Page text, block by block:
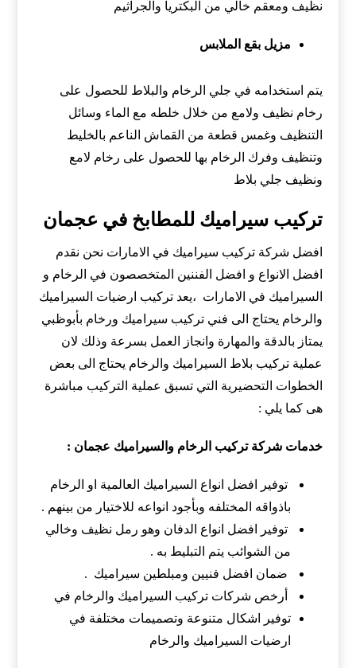
نظيف ومعقم خالي من البكتريا والجراثيم
مزيل بقع الملابس
يتم استخدامه في جلي الرخام والبلاط للحصول على
رخام نظيف ولامع من خلال خلطه مع الماء وسائل
التنظيف وغمس قطعة من القماش الناعم بالخليط
وتنظيف وفرك الرخام بها للحصول على رخام لامع
ونظيف جلي بلاط
تركيب سيراميك للمطابخ في عجمان
افضل شركة تركيب سيراميك في الامارات نحن نقدم
افضل الانواع و افضل الفننين المتخصصون في الرخام و
السيراميك في الامارات ،يعد تركيب ارضيات السيراميك
والرخام يحتاج الى فني تركيب سيراميك ورخام بأبوظبي
يمتاز بالدقة والمهارة وانجاز العمل بسرعة وذلك لان
عملية تركيب بلاط السيراميك والرخام يحتاج الى بعض
الخطوات التحضيرية التي تسبق عملية التركيب مباشرة
هى كما يلي :
خدمات شركة تركيب الرخام والسيراميك عجمان :
توفير افضل انواع السيراميك العالمية او الرخام
باذواقه المختلفه وبأجود انواعه للاختيار من بينهم .
توفير افضل انواع الدفان وهو رمل نظيف وخالي
من الشوائب يتم التبليط به .
ضمان افضل فنيين ومبلطين سيراميك .
أرخص شركات تركيب السيراميك والرخام في
توفير اشكال متنوعة وتصميمات مختلفة في
ارضيات السيراميك والرخام